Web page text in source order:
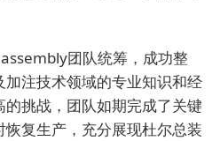
团队统筹，成功整
注技术领域的专业知识和经
挑战，团队如期完成了关键
复生产，充分展现杜尔总装